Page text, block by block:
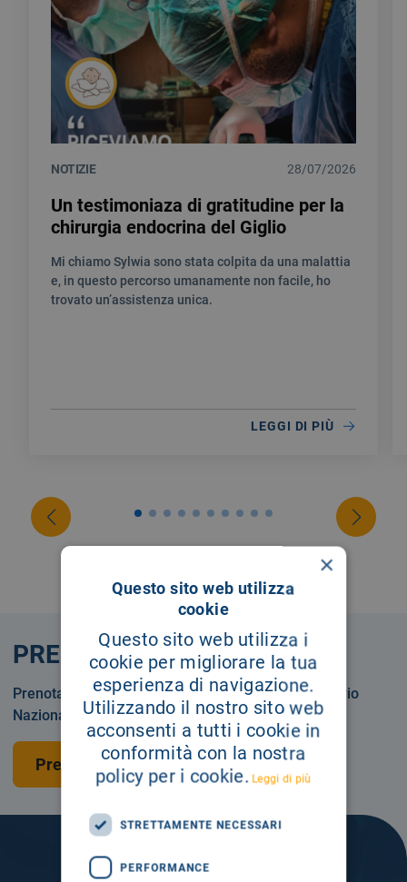
NOTIZIE 28/07/2026
Un testimoniaza di gratitudine per la
chirurgia endocrina del Giglio
Mi chiamo Sylwia sono stata colpita da una malattia
e, in questo percorso umanamente non facile, ho
trovato un’assistenza unica.
LEGGI DI PIÙ
PRENOTA
Prenotare una visita o un esame in Servizio Sanitario
Nazionale o privatamente.
Prenota una visita
×
Questo sito web utilizza
cookie
Questo sito web utilizza i
cookie per migliorare la tua
esperienza di navigazione.
Utilizzando il nostro sito web
acconsenti a tutti i cookie in
conformità con la nostra
policy per i cookie. Leggi di più
STRETTAMENTE NECESSARI
PERFORMANCE